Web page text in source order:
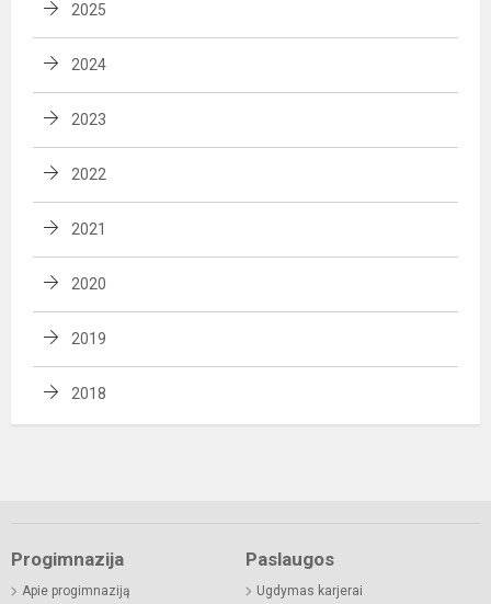
2025
2024
2023
2022
2021
2020
2019
2018
Progimnazija
Apie progimnaziją
Paslaugos
Ugdymas karjerai